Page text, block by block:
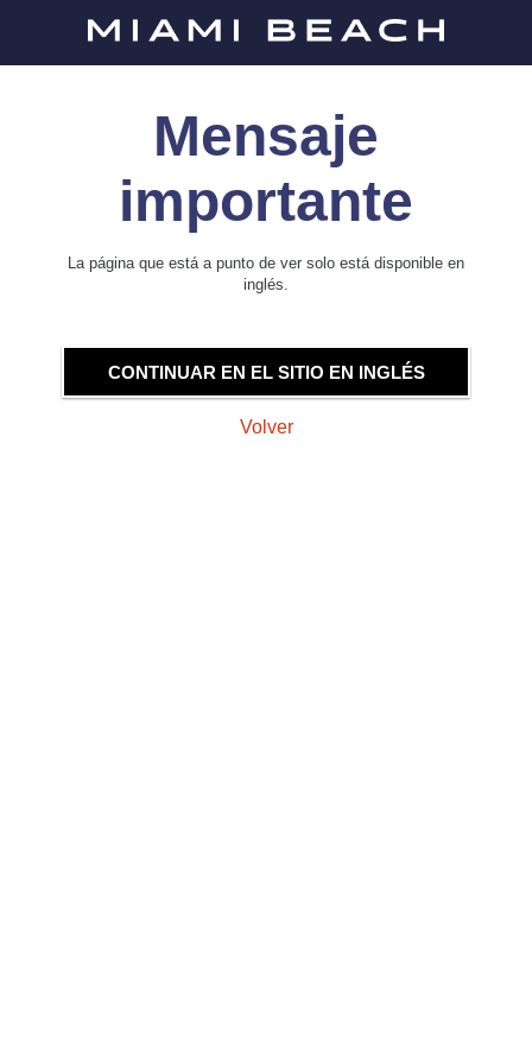
Mensaje
importante
La página que está a punto de ver solo está disponible en
inglés.
CONTINUAR EN EL SITIO EN INGLÉS
Volver